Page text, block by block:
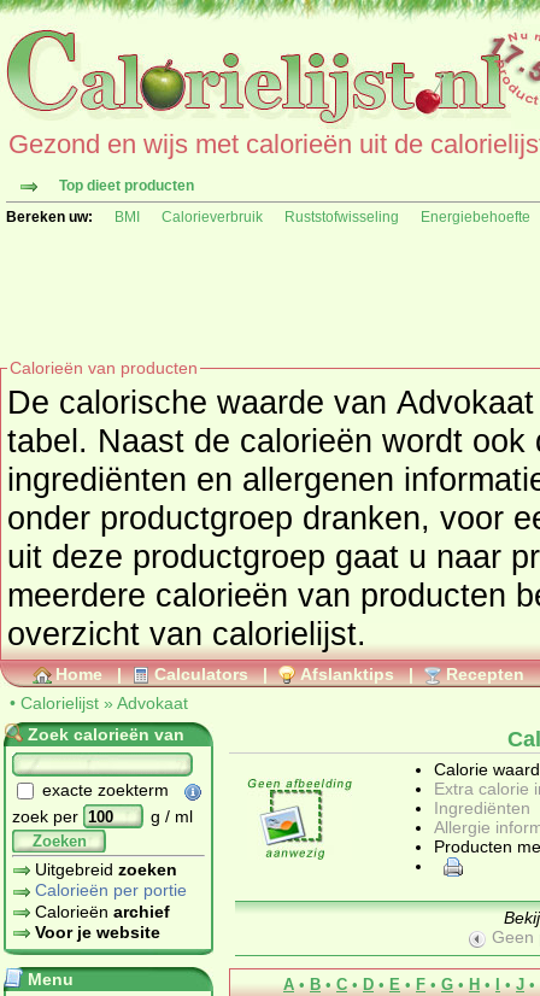
Gezond en wijs met calorieën uit de
Top dieet producten
Bereken uw:
BMI Calorieverbruik Ruststofwisseling Energiebehoefte
Calorieën van producten
De calorische waarde van
tabel. Naast de calorieën wordt ook de voedingswaarde,
ingrediënten en allergenen informatie
onder productgroep dranken, voor een overzicht van producten
uit deze productgroep gaat u naar
meerdere calorieën van producten
overzicht van calorielijst.
Home | Calculators | Afslanktips | Recepten
• Calorielijst » Advokaat
Zoek calorieën van
exacte zoekterm
zoek per
g / ml
Zoeken
Uitgebreid zoeken
Calorieën per portie
Calorieën archief
Voor je website
Menu
Calorie
Extra calorie
Ingrediënten
Allergie
Producten
Geen
A • B • C • D • E • F • G • H • I • J •